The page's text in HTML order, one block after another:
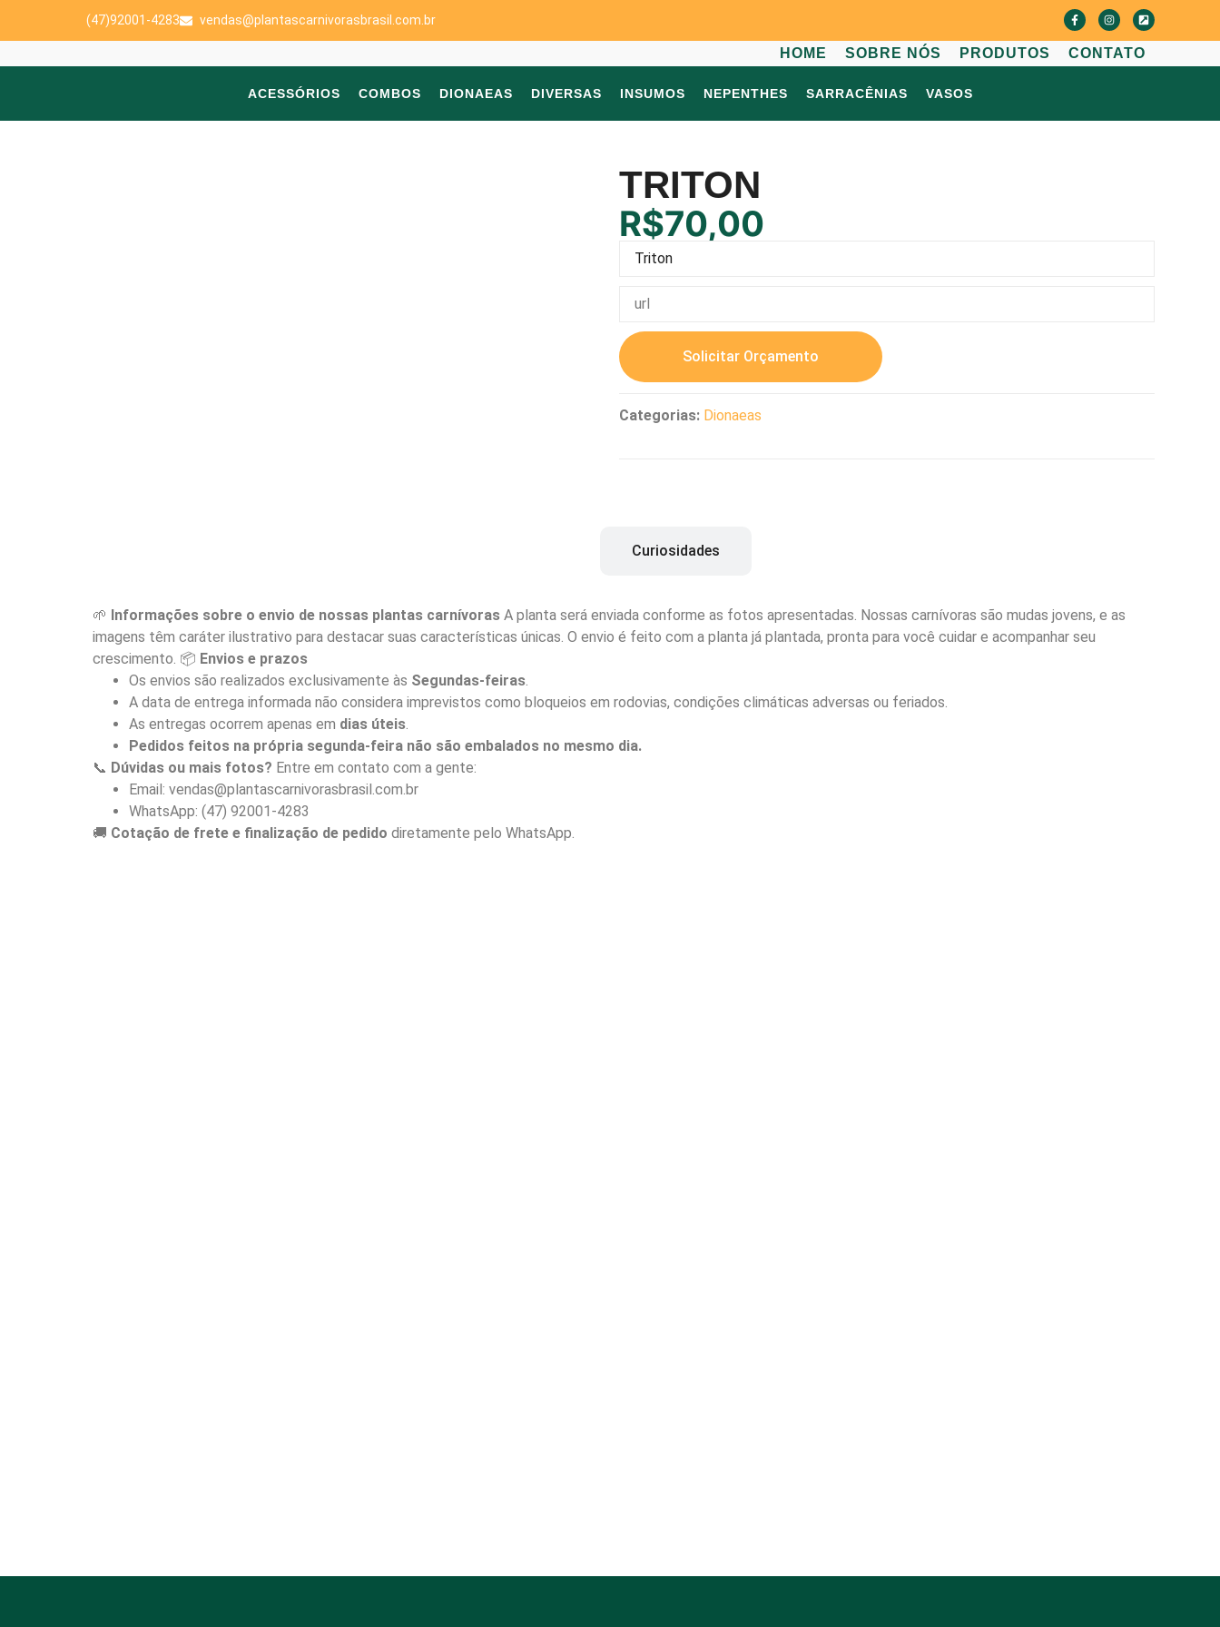
(47)92001-4283 vendas@plantascarnivorasbrasil.com.br
HOME SOBRE NÓS PRODUTOS CONTATO
ACESSÓRIOS COMBOS DIONAEAS DIVERSAS INSUMOS NEPENTHES SARRACÊNIAS VASOS
TRITON
R$70,00
Solicitar Orçamento
Categorias: Dionaeas
Curiosidades
🌱 Informações sobre o envio de nossas plantas carnívoras A planta será enviada conforme as fotos apresentadas. Nossas carnívoras são mudas jovens, e as
imagens têm caráter ilustrativo para destacar suas características únicas. O envio é feito com a planta já plantada, pronta para você cuidar e acompanhar seu
crescimento. 📦 Envios e prazos
Os envios são realizados exclusivamente às Segundas-feiras
A data de entrega informada não considera imprevistos como bloqueios em rodovias, condições climáticas adversas ou feriados.
As entregas ocorrem apenas em dias úteis
Pedidos feitos na própria segunda-feira não são embalados no mesmo dia.
📞 Dúvidas ou mais fotos? Entre em contato com a gente:
Email: vendas@plantascarnivorasbrasil.com.br
WhatsApp: (47) 92001-4283
🚚 Cotação de frete e finalização de pedido diretamente pelo WhatsApp.